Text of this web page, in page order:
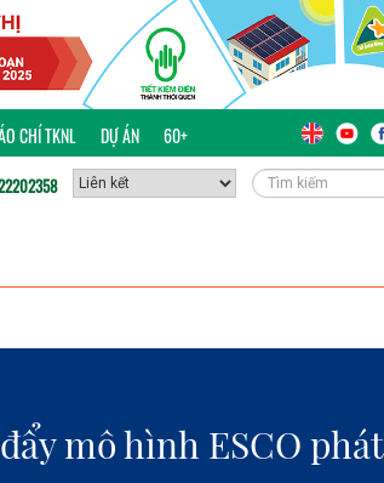
CHÍ TKNL DỰ ÁN 60+
mô hình ESCO phát